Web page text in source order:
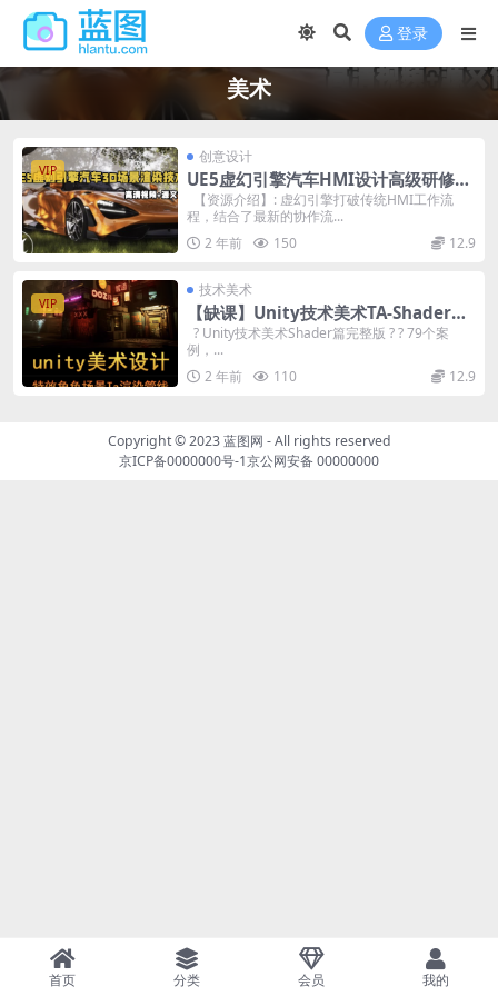
登录
美术
VIP
创意设计
UE5虚幻引擎汽车HMI设计高级研修课
【画质不好只有视频】
【资源介绍】: 虚幻引擎打破传统HMI工作流
程，结合了最新的协作流...
2 年前
150 12.9
VIP
技术美术
【缺课】Unity技术美术TA-Shader篇
【画质高清只有部分素材】
? Unity技术美术Shader篇完整版 ?️ ? 79个案
例，...
2 年前
110 12.9
Copyright © 2023蓝图网 - All rights reserved
京ICP备0000000号-1京公网安备 00000000
首页 分类 会员 我的